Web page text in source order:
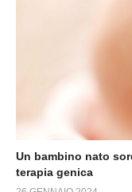
Un bambino nato
terapia genica